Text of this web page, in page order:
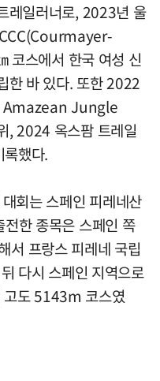
레일러너로, 2023년 울
스에서 한국 여성 신
한 바 있다. 또한 2022
Amazean Jungle
2024 옥스팜 트레일
했다.
회는 스페인 피레네산
한 종목은 스페인 쪽
서 프랑스 피레네 국립
다시 스페인 지역으로
고도 5143m 코스였